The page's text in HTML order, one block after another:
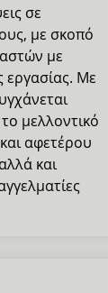
σε
με σκοπό
με
εργασίας. Με
μελλοντικό
αφετέρου
και